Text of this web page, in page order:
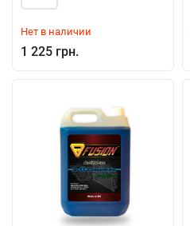
Нет в наличии
1 225 грн.